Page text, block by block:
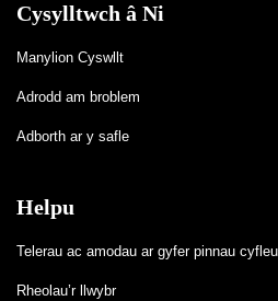
Cysylltwch â Ni
Manylion Cyswllt
Adrodd am broblem
Adborth ar y safle
Helpu
Telerau ac amodau ar gyfer pinnau
Rheolau’r llwybr